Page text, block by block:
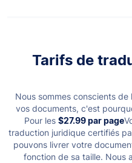
Tarifs de
Nous sommes conscients
vos documents, c'est
Pour les $27.99par page
traduction juridique certifiés
pouvons livrer votre
fonction de sa taille. Nous